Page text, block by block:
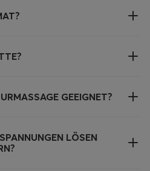
GEEIGNET?
LÖSEN